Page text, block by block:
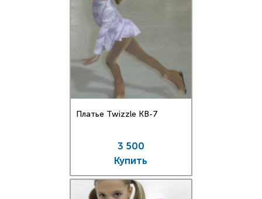
Платье Twizzle КВ-7
3 500
Купить